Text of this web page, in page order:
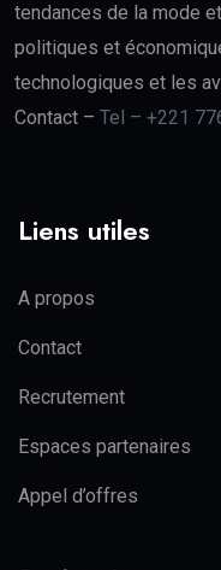
tendances de la mode
politiques et
technologiques et les
Contact – Tel – +221
Liens utiles
A propos
Contact
Recrutement
Espaces partenaires
Appel d’offres